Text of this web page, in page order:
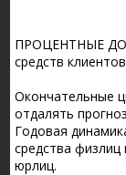
ПРОЦЕНТНЫЕ
средств
Окончательные
отдалять
Годовая
средства физлиц
юрлиц.